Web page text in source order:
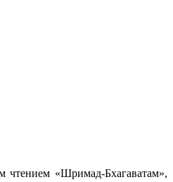
«Шримад-Бхагаватам»,